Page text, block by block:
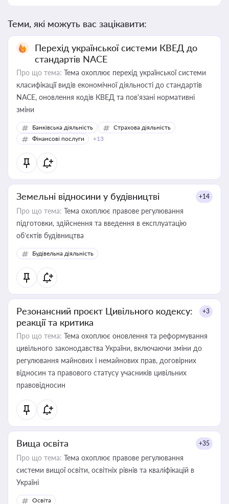
Теми, які можуть вас зацікавити:
Перехід української системи КВЕД до
стандартів NACE
Про що тема: Тема охоплює перехід української системи
класифікації видів економічної діяльності до стандартів
NACE, оновлення кодів КВЕД та пов'язані нормативні
зміни
Банківська діяльність
Страхова діяльність
Фінансові послуги
+13
Земельні відносини у будівництві +14
Про що тема: Тема охоплює правове регулювання
підготовки, здійснення та введення в експлуатацію
об’єктів будівництва
Будівельна діяльність
Резонансний проєкт Цивільного кодексу:
реакції та критика
+3
Про що тема: Тема охоплює оновлення та реформування
цивільного законодавства України, включаючи зміни до
регулювання майнових і немайнових прав, договірних
відносин та правового статусу учасників цивільних
правовідносин
Вища освіта +35
Про що тема: Тема охоплює правове регулювання
системи вищої освіти, освітніх рівнів та кваліфікацій в
Україні
Освіта